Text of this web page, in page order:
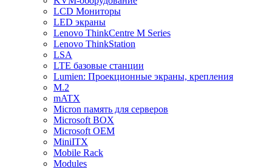
LCD Мониторы
LED экраны
Lenovo ThinkCentre M Series
Lenovo ThinkStation
LSA
LTE базовые станции
Lumien: Проекционные экраны, крепления
M.2
mATX
Micron память для серверов
Microsoft BOX
Microsoft OEM
MiniITX
Mobile Rack
Modules